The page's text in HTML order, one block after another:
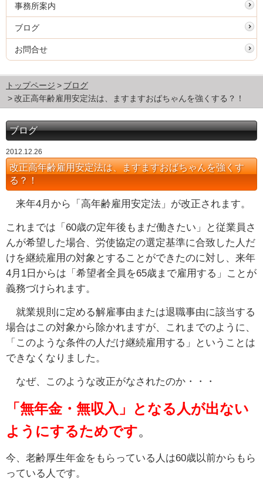
事務所案内
ブログ
お問合せ
トップページ
ブログ
改正高年齢雇用安定法は、ますますおばちゃんを強くする？！
ブログ
2012.12.26
改正高年齢雇用安定法は、ますますおばちゃんを強くす
る？！
来年4月から「高年齢雇用安定法」が改正されます。
これまでは「60歳の定年後もまだ働きたい」と従業員さ
んが希望した場合、労使協定の選定基準に合致した人だ
けを継続雇用の対象とすることができたのに対し、来年
4月1日からは「希望者全員を65歳まで雇用する」ことが
義務づけられます。
就業規則に定める解雇事由または退職事由に該当する
場合はこの対象から除かれますが、これまでのように、
「このような条件の人だけ継続雇用する」ということは
できなくなりました。
なぜ、このような改正がなされたのか・・・
「無年金・無収入」となる人が出ない
ようにするためです。
今、老齢厚生年金をもらっている人は60歳以前からもら
っている人です。